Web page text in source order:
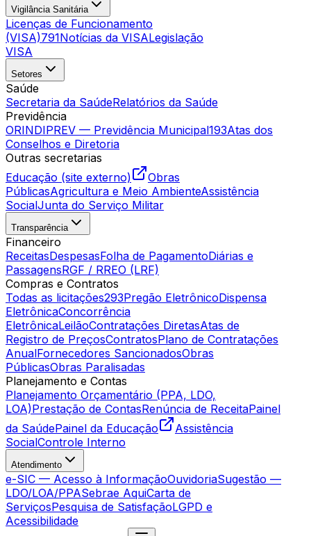
Vigilância Sanitária
Licenças de Funcionamento
(VISA)791Notícias da VISALegislação
VISA
Setores
Saúde
Secretaria da SaúdeRelatórios da Saúde
Previdência
ORINDIPREV — Previdência Municipal193Atas dos
Conselhos e Diretoria
Outras secretarias
Educação (site externo)
Obras
PúblicasAgricultura e Meio AmbienteAssistência
SocialJunta do Serviço Militar
Transparência
Financeiro
ReceitasDespesasFolha de PagamentoDiárias e
PassagensRGF / RREO (LRF)
Compras e Contratos
Todas as licitações293Pregão EletrônicoDispensa
EletrônicaConcorrência
EletrônicaLeilãoContratações DiretasAtas de
Registro de PreçosContratosPlano de Contratações
AnualFornecedores SancionadosObras
PúblicasObras Paralisadas
Planejamento e Contas
Planejamento Orçamentário (PPA, LDO,
LOA)Prestação de ContasRenúncia de ReceitaPainel
da SaúdePainel da Educação
Assistência
SocialControle Interno
Atendimento
e-SIC — Acesso à InformaçãoOuvidoriaSugestão —
LDO/LOA/PPASebrae AquiCarta de
ServiçosPesquisa de SatisfaçãoLGPD e
Acessibilidade